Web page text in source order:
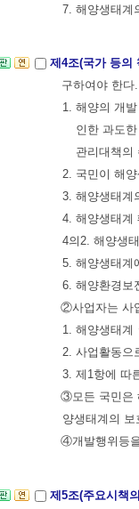
7. 해양생태계
제4조(국가 등의
구하여야 한
1. 해양의 개
인한 과도
관리대책의
2. 국민이 해
3. 해양생태계
4. 해양생태계
4의2. 해양생
5. 해양생태계
6. 해양환경보
②사업자는 사
1. 해양생태계
2. 사업활동으
3. 제1항에 따
③모든 국민은
양생태계의
④개발행위등
제5조(주요시책